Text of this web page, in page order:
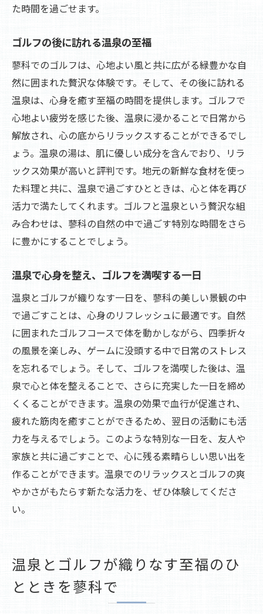
た時間を過ごせます。
ゴルフの後に訪れる温泉の至福
蓼科でのゴルフは、心地よい風と共に広がる緑豊かな自
然に囲まれた贅沢な体験です。そして、その後に訪れる
温泉は、心身を癒す至福の時間を提供します。ゴルフで
心地よい疲労を感じた後、温泉に浸かることで日常から
解放され、心の底からリラックスすることができるでし
ょう。温泉の湯は、肌に優しい成分を含んでおり、リラ
ックス効果が高いと評判です。地元の新鮮な食材を使っ
た料理と共に、温泉で過ごすひとときは、心と体を再び
活力で満たしてくれます。ゴルフと温泉という贅沢な組
み合わせは、蓼科の自然の中で過ごす特別な時間をさら
に豊かにすることでしょう。
温泉で心身を整え、ゴルフを満喫する一日
温泉とゴルフが織りなす一日を、蓼科の美しい景観の中
で過ごすことは、心身のリフレッシュに最適です。自然
に囲まれたゴルフコースで体を動かしながら、四季折々
の風景を楽しみ、ゲームに没頭する中で日常のストレス
を忘れるでしょう。そして、ゴルフを満喫した後は、温
泉で心と体を整えることで、さらに充実した一日を締め
くくることができます。温泉の効果で血行が促進され、
疲れた筋肉を癒すことができるため、翌日の活動にも活
力を与えるでしょう。このような特別な一日を、友人や
家族と共に過ごすことで、心に残る素晴らしい思い出を
作ることができます。温泉でのリラックスとゴルフの爽
やかさがもたらす新たな活力を、ぜひ体験してくださ
い。
温泉とゴルフが織りなす至福のひ
とときを蓼科で